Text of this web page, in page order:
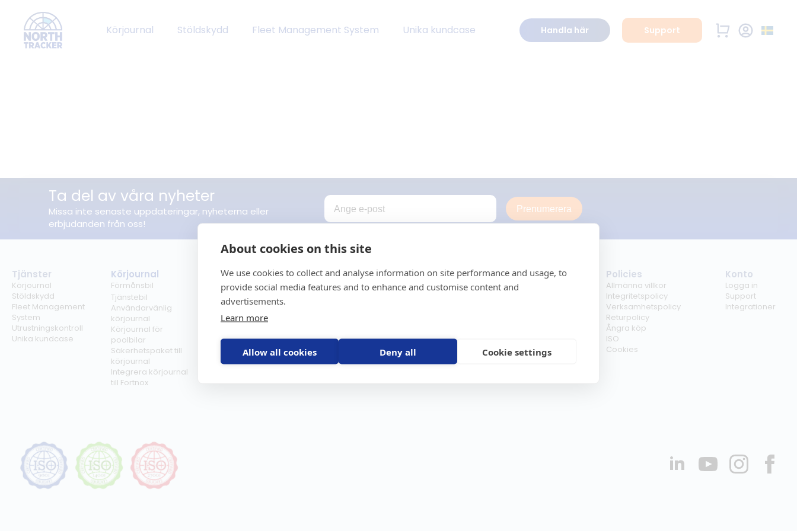
About cookies on this site
We use cookies to collect and analyse information on site performance and usage, to
provide social media features and to enhance and customise content and
advertisements.
Learn more
Allow all cookies Deny all Cookie settings
Körjournal Stöldskydd Fleet Management System Unika kundcase Handla här Support
Ta del av våra nyheter
Missa inte senaste uppdateringar, nyheterna eller
erbjudanden från oss!
Prenumerera
Tjänster
Körjournal
Stöldskydd
Fleet Management
System
Utrustningskontroll
Unika kundcase
Körjournal
Förmånsbil
Tjänstebil
Användarvänlig
körjournal
Körjournal för
poolbilar
Säkerhetspaket till
körjournal
Integrera körjournal
till Fortnox
Regelverk
Milersättning
Regler för tjänstebil
Regler för
förmånsbil
GPS-trackers
Scout 2.0
Stöldskydd
Båt
Åkgräsklippare
Moped
Vattenskoter
Företag
Om oss
Policies
Allmänna villkor
Integritetspolicy
Verksamhetspolicy
Returpolicy
Ångra köp
ISO
Cookies
Konto
Logga in
Support
Integrationer